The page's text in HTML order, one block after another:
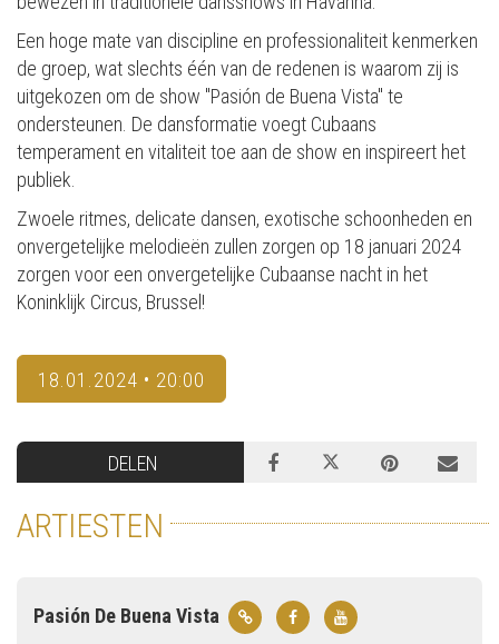
Een hoge mate van discipline en professionaliteit kenmerken
de groep, wat slechts één van de redenen is waarom zij is
uitgekozen om de show "Pasión de Buena Vista" te
ondersteunen. De dansformatie voegt Cubaans
temperament en vitaliteit toe aan de show en inspireert het
publiek.
Zwoele ritmes, delicate dansen, exotische schoonheden en
onvergetelijke melodieën zullen zorgen op 18 januari 2024
zorgen voor een onvergetelijke Cubaanse nacht in het
Koninklijk Circus, Brussel!
18.01.2024 • 20:00
DELEN
ARTIESTEN
Pasión De Buena Vista